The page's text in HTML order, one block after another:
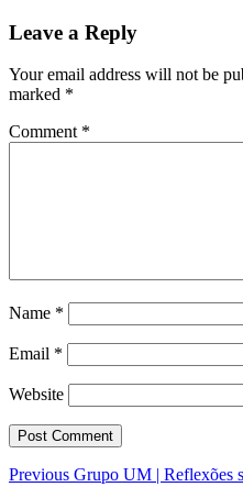
Leave a Reply
Your email address will not be
marked *
Comment *
Name *
Email *
Website
PreviousPrevious
Grupo UM | Reflexões